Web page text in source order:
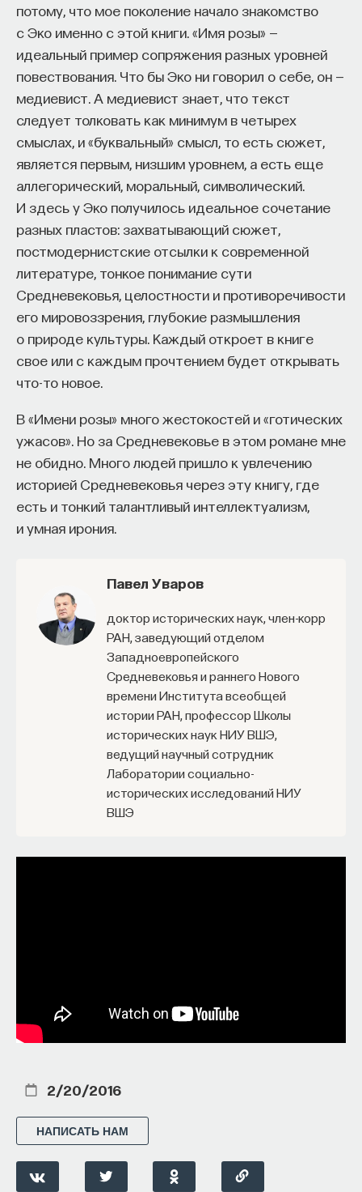
потому, что мое поколение начало знакомство
с Эко именно с этой книги. «Имя розы» —
идеальный пример сопряжения разных уровней
повествования. Что бы Эко ни говорил о себе, он —
медиевист. А медиевист знает, что текст
следует толковать как минимум в четырех
смыслах, и «буквальный» смысл, то есть сюжет,
является первым, низшим уровнем, а есть еще
аллегорический, моральный, символический.
И здесь у Эко получилось идеальное сочетание
разных пластов: захватывающий сюжет,
постмодернистские отсылки к современной
литературе, тонкое понимание сути
Средневековья, целостности и противоречивости
его мировоззрения, глубокие размышления
о природе культуры. Каждый откроет в книге
свое или с каждым прочтением будет открывать
что-то новое.
В «Имени розы» много жестокостей и «готических
ужасов». Но за Средневековье в этом романе мне
не обидно. Много людей пришло к увлечению
историей Средневековья через эту книгу, где
есть и тонкий талантливый интеллектуализм,
и умная ирония.
Павел Уваров
доктор исторических наук, член-корр
РАН, заведующий отделом
Западноевропейского
Средневековья и раннего Нового
времени Института всеобщей
истории РАН, профессор Школы
исторических наук НИУ ВШЭ,
ведущий научный сотрудник
Лаборатории социально-
исторических исследований НИУ
ВШЭ
2/20/2016
НАПИСАТЬ НАМ